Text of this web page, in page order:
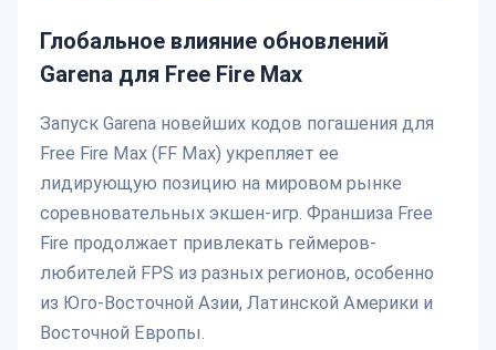
Глобальное влияние обновлений
Garena для Free Fire Max
Запуск Garena новейших кодов погашения для
Free Fire Max (FF Max) укрепляет ее
лидирующую позицию на мировом рынке
соревновательных экшен-игр. Франшиза Free
Fire продолжает привлекать геймеров-
любителей FPS из разных регионов, особенно
из Юго-Восточной Азии, Латинской Америки и
Восточной Европы.